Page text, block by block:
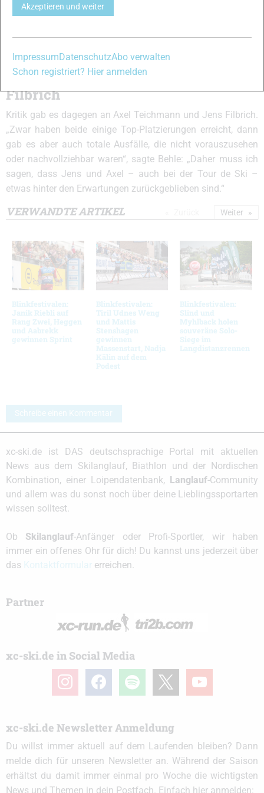
Mailand wieder zur Weltspitze aufschließen, sonst klafft bei
Behle. Das belegen die Zahlen: Im Sprintweltcup ist Tim
Tscharnke auf Platz 60 zweitbester Deutscher.
Totalausfälle bei Teichmann und
Filbrich
Kritik gab es dagegen an Axel Teichmann und Jens Filbrich.
„Zwar haben beide einige Top-Platzierungen erreicht, dann
gab es aber auch totale Ausfälle, die nicht vorauszusehen
oder nachvollziehbar waren“, sagte Behle: „Daher muss ich
sagen, dass Jens und Axel – auch bei der Tour de Ski –
etwas hinter den Erwartungen zurückgeblieben sind.“
VERWANDTE ARTIKEL
Blinkfestivalen:
Janik Riebli auf
Rang Zwei, Heggen
und Aabrekk
gewinnen Sprint
Blinkfestivalen:
Tiril Udnes Weng
und Mattis
Stenshagen
gewinnen
Massenstart, Nadja
Kälin auf dem
Podest
Blinkfestivalen:
Slind und
Myhlback holen
souveräne Solo-
Siege im
Langdistanzrennen
Weiter
Schreibe einen Kommentar
xc-ski.de ist DAS deutschsprachige Portal mit aktuellen
News aus dem Skilanglauf, Biathlon und der Nordischen
Kombination, einer Loipendatenbank, Langlauf-Community
und allem was du sonst noch über deine Lieblingssportarten
wissen solltest.
Ob Skilanglauf-Anfänger oder Profi-Sportler, wir haben
immer ein offenes Ohr für dich! Du kannst uns jederzeit über
das
erreichen.
Partner
xc-ski.de in Social Media
instagramfacebook spotify youtube
xc-ski.de Newsletter Anmeldung
Du willst immer aktuell auf dem Laufenden bleiben? Dann
melde dich für unseren Newsletter an. Während der Saison
erhältst du damit immer einmal pro Woche die wichtigsten
News und Themen in dein Postfach. Einfach hier anmelden:
Akzeptieren und weiter
Impressum DatenschutzAbo verwalten
Schon registriert? Hier anmelden